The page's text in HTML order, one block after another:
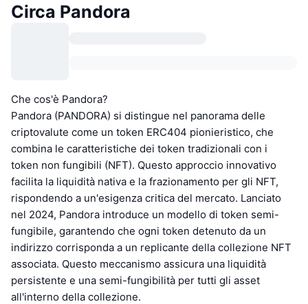
Circa Pandora
Che cos'è Pandora?
Pandora (PANDORA) si distingue nel panorama delle
criptovalute come un token ERC404 pionieristico, che
combina le caratteristiche dei token tradizionali con i
token non fungibili (NFT). Questo approccio innovativo
facilita la liquidità nativa e la frazionamento per gli NFT,
rispondendo a un'esigenza critica del mercato. Lanciato
nel 2024, Pandora introduce un modello di token semi-
fungibile, garantendo che ogni token detenuto da un
indirizzo corrisponda a un replicante della collezione NFT
associata. Questo meccanismo assicura una liquidità
persistente e una semi-fungibilità per tutti gli asset
all'interno della collezione.